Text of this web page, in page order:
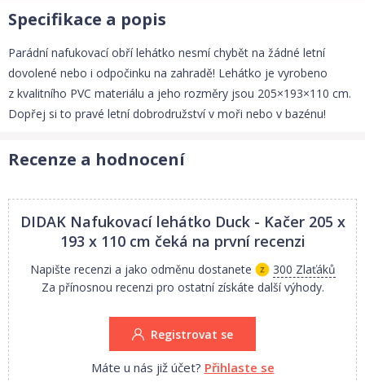
Specifikace a popis
Parádní nafukovací obří lehátko nesmí chybět na žádné letní
dovolené nebo i odpočinku na zahradě! Lehátko je vyrobeno
z kvalitního PVC materiálu a jeho rozměry jsou 205×193×110 cm.
Dopřej si to pravé letní dobrodružství v moři nebo v bazénu!
Recenze a hodnocení
DIDAK Nafukovací lehátko Duck - Kačer 205 x
193 x 110 cm čeká na první recenzi
Napište recenzi a jako odměnu dostanete
300 Zlaťáků
Za přínosnou recenzi pro ostatní získáte další výhody.
Registrovat se
Máte u nás již účet? Přihlaste se